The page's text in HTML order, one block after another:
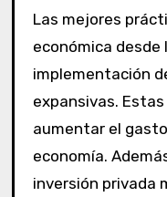
Las mejores
económica desde
implementación
expansivas.
aumentar el
economía.
inversión privada